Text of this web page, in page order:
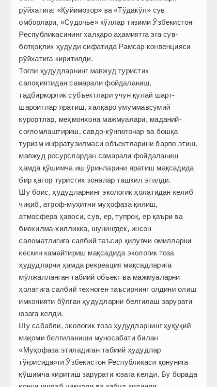
рўйхатига; «Қуйимозор» ва «Тўдакўл» сув
омборлари, «Судочье» кўллар тизими Ўзбекистон
Республикасининг халқаро аҳамиятга эга сув-
ботқоқлик ҳудуди сифатида Рамсар конвенцияси
рўйхатига киритилди.
Тоғли ҳудудларнинг мавжуд туристик
салоҳиятидан самарали фойдаланиш,
тадбиркорлик субъектлари учун қулай шарт-
шароитлар яратиш, халқаро умуммавсумий
курортлар, меҳмонхона мажмуалари, маданий-
соғломлаштириш, савдо-кўнгилочар ва бошқа
туризм инфратузилмаси объектларини барпо этиш,
мавжуд ресурслардан самарали фойдаланиш
ҳамда қўшимча иш ўринларини яратиш мақсадида
бир қатор туристик зоналар ташкил этилди.
Шу боис, ҳудудларнинг экологик ҳолатидан келиб
чиқиб, атроф-муҳитни муҳофаза қилиш,
атмосфера ҳавоси, сув, ер, тупроқ, ер қаъри ва
биохилма-хилликка, шунингдек, инсон
саломатлигига салбий таъсир қилувчи омилларни
кескин камайтириш мақсадида экологик тоза
ҳудудларни ҳамда рекреация мақсадларига
мўлжалланган табиий объект ва мажмуаларни
ҳолатига салбий техноген таъсирнинг олдини олиш
имконияти бўлган ҳудудларни белгилаш зарурати
юзага келди.
Шу сабабли, экологик тоза ҳудудларнинг ҳуқуқий
мақоми белгиланиши муносабати билан
«Муҳофаза этиладиган табиий ҳудудлар
тўғрисида»ги Ўзбекистон Республикаси қонунига
қўшимча киритиш зарурати юзага келди. Бу борада